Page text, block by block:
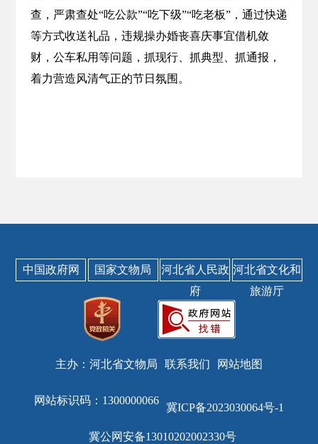
查，严肃查处“吃公款”“吃下级”“吃老板”，通过快递
等方式收送礼品，违规操办婚丧喜庆事宜借机敛
财，公车私用等问题，抓现行、抓典型、抓通报，
着力营造风清气正的节日氛围。
中国政府网 国家文物局
河北省人民政
府
河北省文化和
旅游厅
主办：河北省文物局 联系我们 网站地图
网站标识码：1300000066
冀ICP备2023030064号-1
冀公网安备13010202002330号